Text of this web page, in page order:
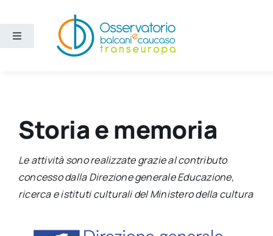
contenuto
Toggle
Sezioni
Chi siamo
Storia e memoria
Le attività sono realizzate grazie al contributo
concesso dalla Direzione generale Educazione,
ricerca e istituti culturali del Ministero della cultura